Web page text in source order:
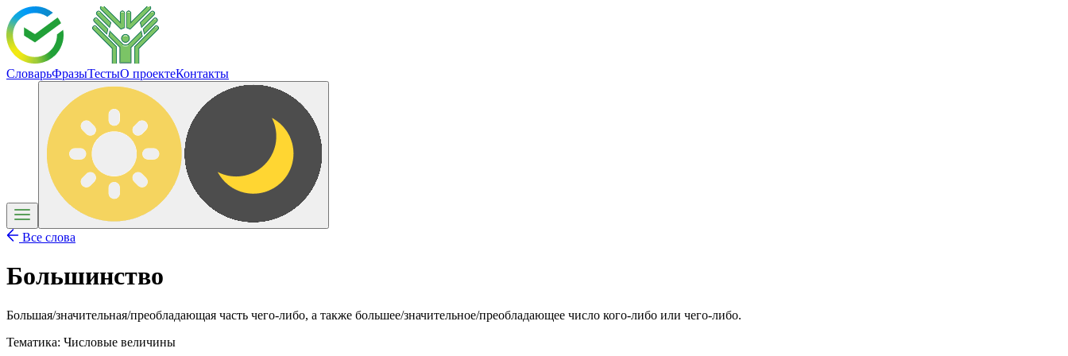
СловарьФразыТестыО проектеКонтакты
Все слова
Большинство
Большая/значительная/преобладающая часть чего-либо, а также большее/значительное/преобладающее число кого-либо или чего-либо.
Тематика: Числовые величины